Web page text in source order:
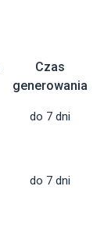
Czas
generowania
do 7 dni
do 7 dni